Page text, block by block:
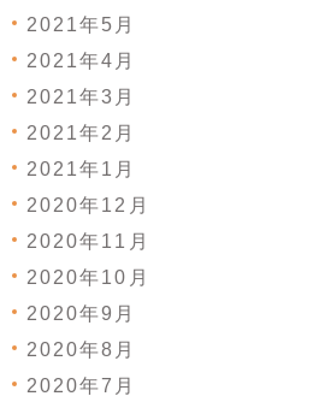
2021年5月
2021年4月
2021年3月
2021年2月
2021年1月
2020年12月
2020年11月
2020年10月
2020年9月
2020年8月
2020年7月